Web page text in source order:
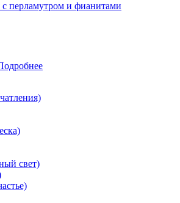
с перламутром и фианитами
свет)